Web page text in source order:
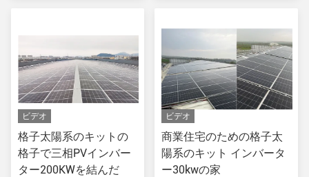
ビデオ
格子太陽系のキットの
格子で三相PVインバー
ター200KWを結んだ
ビデオ
商業住宅のための格子太
陽系のキット インバータ
ー30kwの家